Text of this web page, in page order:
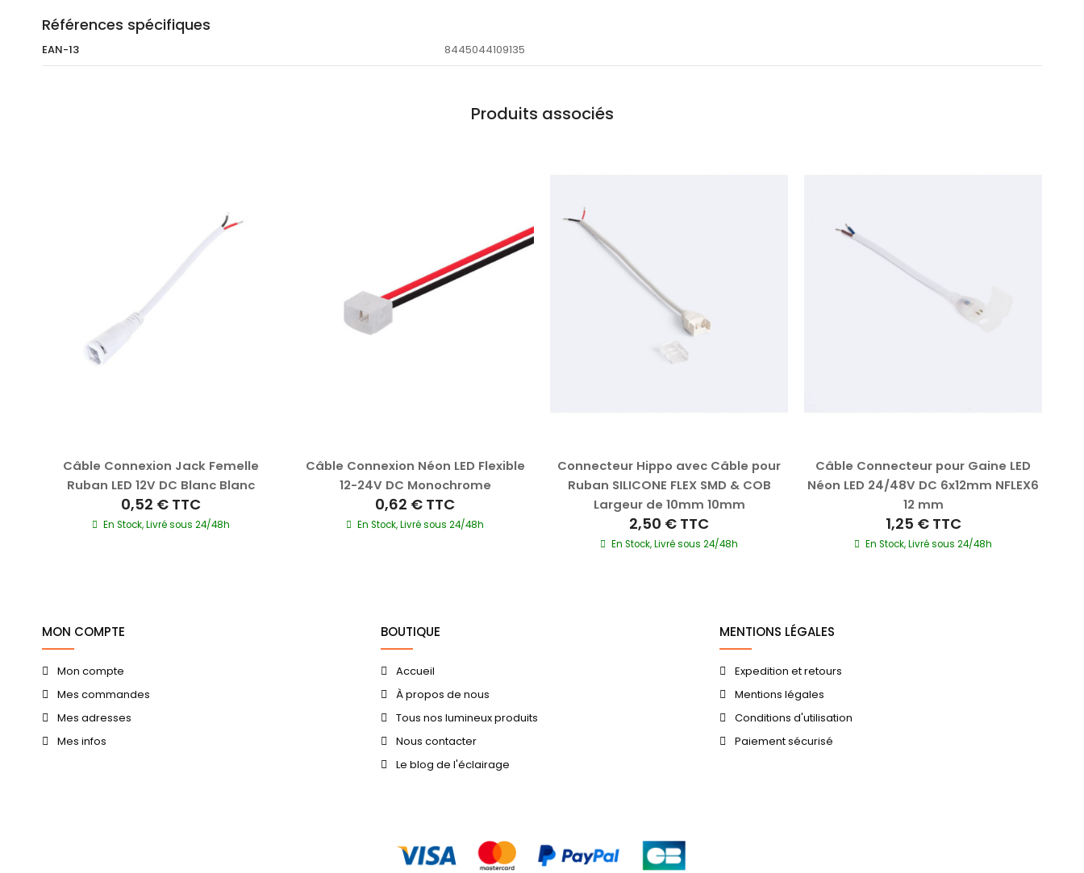
Références spécifiques
EAN-13 8445044109135
Produits associés
Câble Connexion Jack Femelle
Ruban LED 12V DC Blanc Blanc
0,52 € TTC
En Stock, Livré sous 24/48h
Câble Connexion Néon LED Flexible
12-24V DC Monochrome
0,62 € TTC
En Stock, Livré sous 24/48h
Connecteur Hippo avec Câble pour
Ruban SILICONE FLEX SMD & COB
Largeur de 10mm 10mm
2,50 € TTC
En Stock, Livré sous 24/48h
Câble Connecteur pour Gaine LED
Néon LED 24/48V DC 6x12mm NFLEX6
12 mm
1,25 € TTC
En Stock, Livré sous 24/48h
MON COMPTE
Mon compte
Mes commandes
Mes adresses
Mes infos
BOUTIQUE
Accueil
À propos de nous
Tous nos lumineux produits
Nous contacter
Le blog de l'éclairage
MENTIONS LÉGALES
Expedition et retours
Mentions légales
Conditions d'utilisation
Paiement sécurisé